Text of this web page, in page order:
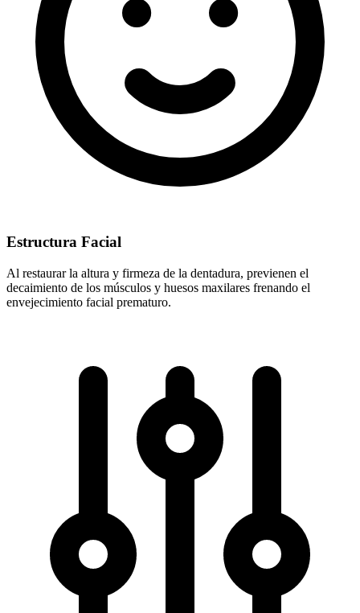
Estructura Facial
Al restaurar la altura y firmeza de la dentadura, previenen el
decaimiento de los músculos y huesos maxilares frenando el
envejecimiento facial prematuro.